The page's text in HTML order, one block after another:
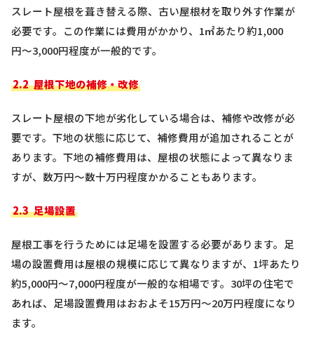
スレート屋根を葺き替える際、古い屋根材を取り外す作業が
必要です。この作業には費用がかかり、 1㎡あたり約1,000
円〜3,000円程度が一般的です。
2.2屋根下地の補修・改修
スレート屋根の下地が劣化している場合は、補修や改修が必
要です。下地の状態に応じて、補修費用が追加されることが
あります。下地の補修費用は、屋根の状態によって異なりま
すが、数万円〜数十万円程度かかることもあります。
2.3足場設置
屋根工事を行うためには足場を設置する必要があります。足
場の設置費用は屋根の規模に応じて異なりますが、 1坪あたり
約5,000円〜7,000円程度が一般的な相場です。 30坪の住宅で
あれば、足場設置費用はおおよそ15万円〜20万円程度になり
ます。